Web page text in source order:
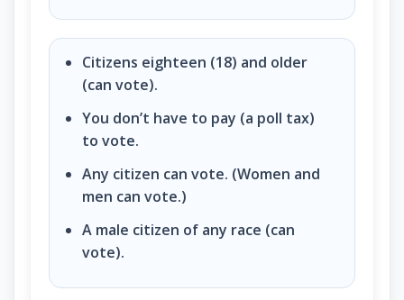
Citizens eighteen (18) and older
(can vote).
You don’t have to pay (a poll tax)
to vote.
Any citizen can vote. (Women and
men can vote.)
A male citizen of any race (can
vote).